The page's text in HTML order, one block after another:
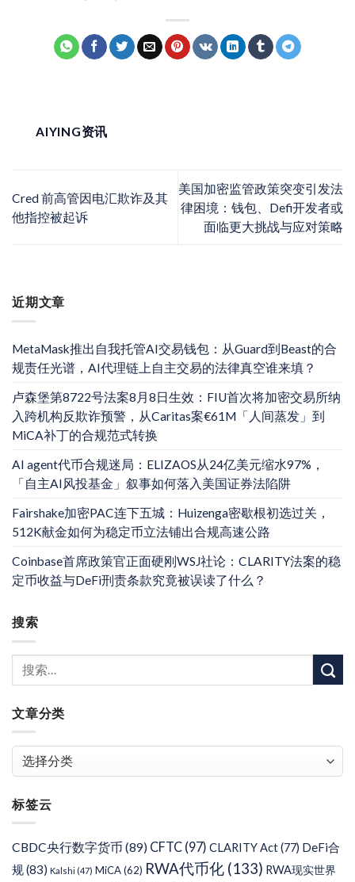
近期文章
MetaMask推出自我托管AI交易钱包：从Guard到Beast的合
规责任光谱，AI代理链上自主交易的法律真空谁来填？
卢森堡第8722号法案8月8日生效：FIU首次将加密交易所纳
入跨机构反欺诈预警，从Caritas案€61M「人间蒸发」到
MiCA补丁的合规范式转换
AI agent代币合规迷局：ELIZAOS从24亿美元缩水97%，
「自主AI风投基金」叙事如何落入美国证券法陷阱
Fairshake加密PAC连下五城：Huizenga密歇根初选过关，
512K献金如何为稳定币立法铺出合规高速公路
Coinbase首席政策官正面硬刚WSJ社论：CLARITY法案的稳
定币收益与DeFi刑责条款究竟被误读了什么？
搜索
文章分类
类
标签云
CBDC央行数字货币 (89) CFTC (97) CLARITY Act(77) DeFi合
规(83) Kalshi (47) MiCA(62) RWA代币化 (133) RWA现实世界
AIYING资讯
Cred 前高管因电汇欺诈及其
他指控被起诉
美国加密监管政策突变引发法
律困境：钱包、Defi开发者或
面临更大挑战与应对策略